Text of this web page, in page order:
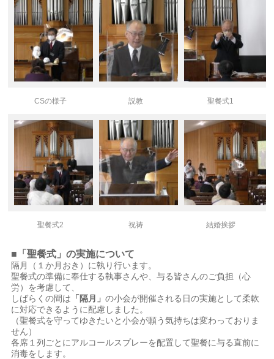
CSの様子 説教 聖餐式1
聖餐式2 祝祷 結婚挨拶
■「聖餐式」の実施について
隔月（１か月おき）に執り行います。
聖餐式の準備に奉仕する執事さんや、与る皆さんのご負担（心
労）を考慮して、
しばらくの間は 「隔月」の小会が開催される日の実施として柔軟
に対応できるように配慮しました。
（聖餐式を守ってゆきたいと小会が願う気持ちは変わっておりま
せん）
各席１列ごとにアルコールスプレーを配置して聖餐に与る直前に
消毒をします。